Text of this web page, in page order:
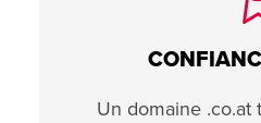
Un domaine .co.at